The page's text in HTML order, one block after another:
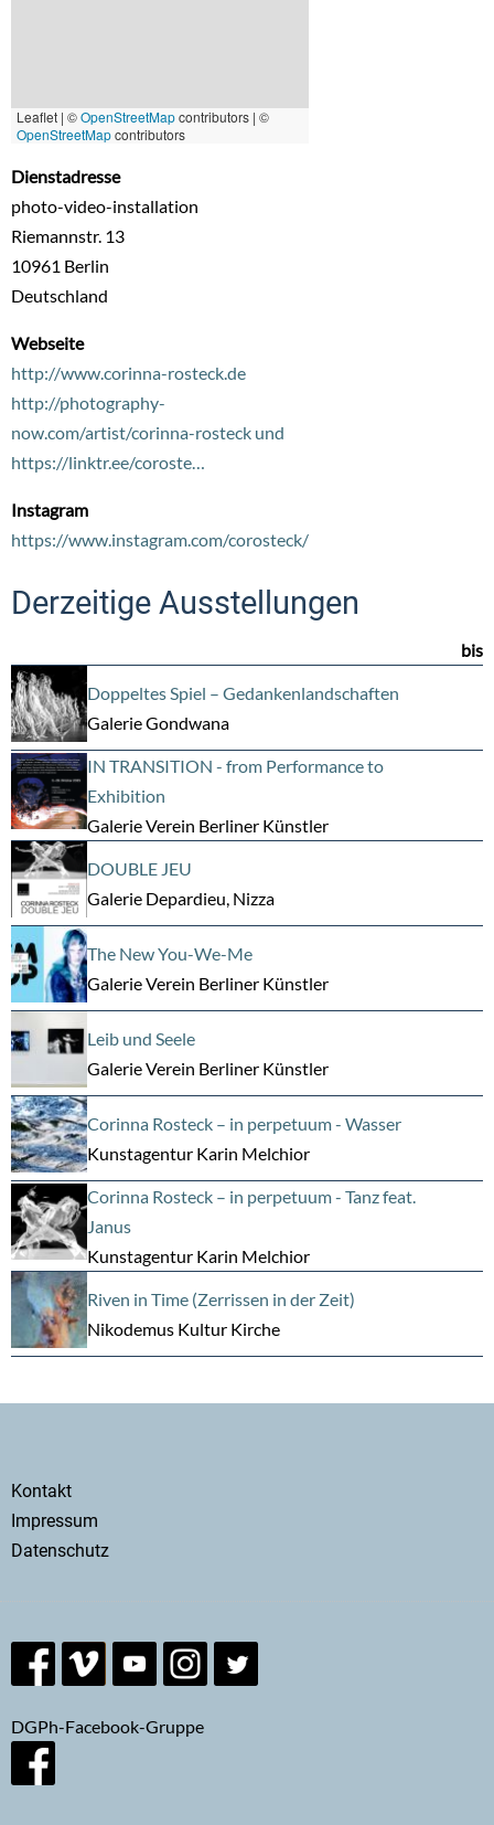
Leaflet | ©OpenStreetMapcontributors | ©
OpenStreetMapcontributors
Dienstadresse
photo-video-installation
Riemannstr. 13
10961 Berlin
Deutschland
Webseite
http://www.corinna-rosteck.de
http://photography-
now.com/artist/corinna-rosteck und
https://linktr.ee/coroste…
Instagram
https://www.instagram.com/corosteck/
Derzeitige Ausstellungen
bis
Doppeltes Spiel – Gedankenlandschaften
Galerie Gondwana
IN TRANSITION - from Performance to
Exhibition
Galerie Verein Berliner Künstler
DOUBLE JEU
Galerie Depardieu, Nizza
The New You-We-Me
Galerie Verein Berliner Künstler
Leib und Seele
Galerie Verein Berliner Künstler
Corinna Rosteck – in perpetuum - Wasser
Kunstagentur Karin Melchior
Corinna Rosteck – in perpetuum - Tanz feat.
Janus
Kunstagentur Karin Melchior
Riven in Time (Zerrissen in der Zeit)
Nikodemus Kultur Kirche
Secondary
menu
Kontakt
Impressum
Datenschutz
DGPh-Facebook-Gruppe